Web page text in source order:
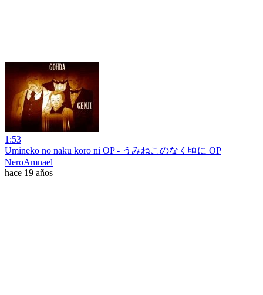
1:53
Umineko no naku koro ni OP - うみねこのなく頃に OP
NeroAmnael
hace 19 años